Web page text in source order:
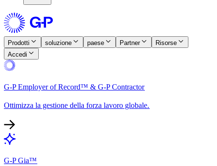
Prodotti​​ soluzione​​ paese​​ Partner​​
Risorse​​
Accedi​​
G-P Employer of Record™ & G-P Contractor​​
Ottimizza la gestione della forza lavoro globale.​​
G-P Gia™​​